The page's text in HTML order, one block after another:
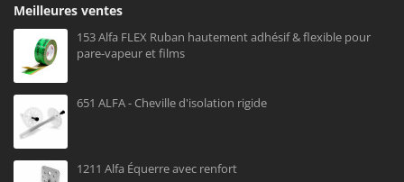
Meilleures ventes
153 Alfa FLEX Ruban hautement adhésif & flexible pour
pare-vapeur et films
651 ALFA - Cheville d'isolation rigide
1211 Alfa Équerre avec renfort